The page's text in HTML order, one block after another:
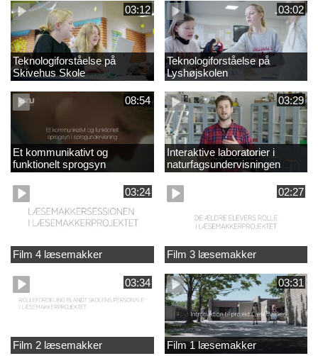
03:12
Teknologiforståelse på
Skivehus Skole
03:02
Teknologiforståelse på
Lyshøjskolen
08:54
Et kommunikativt og
funktionelt sprogsyn
03:29
Interaktive laboratorier i
naturfagsundervisningen
03:24
Film 4 læsemakker
02:27
Film 3 læsemakker
03:34
Film 2 læsemakker
03:31
Film 1 læsemakker